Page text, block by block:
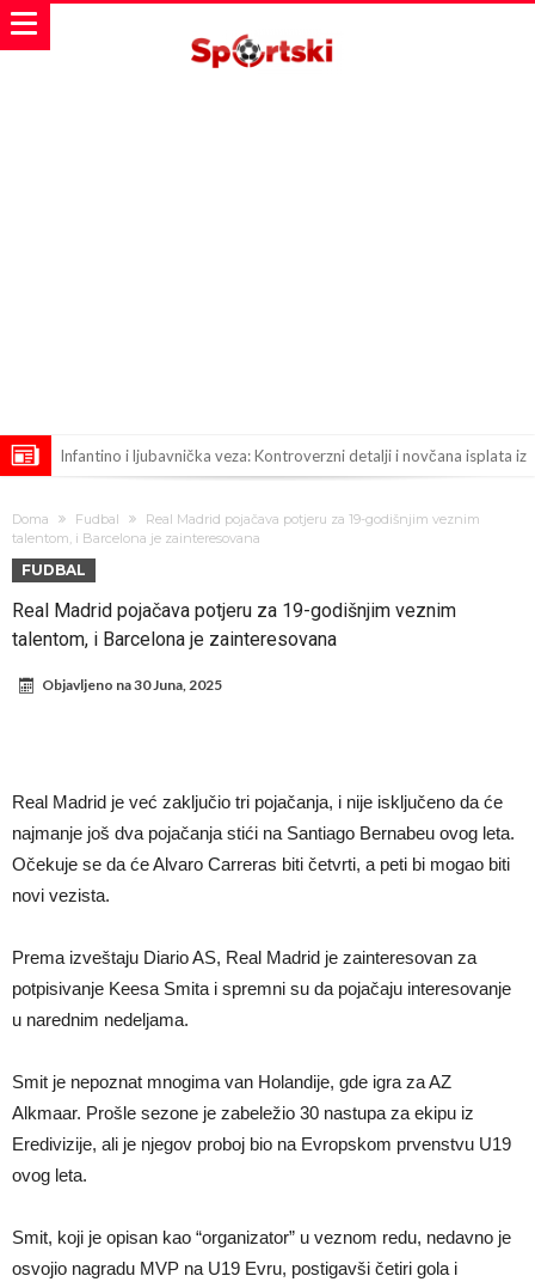
Infantino i ljubavnička veza: Kontroverzni detalji i novčana isplata iz
pravila
Arsenal za 138 miliona evra dovodi zvezdu Serie A?
Francuski sudac suočen s pritvorom zbog navoda o nasilju u
porodici
Ovo je nova situacija za Novaka: Siner i Alkaraz otkazuju, Zverev bez
Doma Fudbal
Real Madrid pojačava potjeru za 19-godišnjim veznim
talentom, i Barcelona je zainteresovana
FUDBAL
Real Madrid pojačava potjeru za 19-godišnjim veznim
talentom, i Barcelona je zainteresovana
Objavljeno na30 Juna, 2025
Real Madrid je već zaključio tri pojačanja, i nije isključeno da će
najmanje još dva pojačanja stići na Santiago Bernabeu ovog leta.
Očekuje se da će Alvaro Carreras biti četvrti, a peti bi mogao biti
novi vezista.
Prema izveštaju Diario AS, Real Madrid je zainteresovan za
potpisivanje Keesa Smita i spremni su da pojačaju interesovanje
u narednim nedeljama.
Smit je nepoznat mnogima van Holandije, gde igra za AZ
Alkmaar. Prošle sezone je zabeležio 30 nastupa za ekipu iz
Eredivizije, ali je njegov proboj bio na Evropskom prvenstvu U19
ovog leta.
Smit, koji je opisan kao “organizator” u veznom redu, nedavno je
osvojio nagradu MVP na U19 Evru, postigavši četiri gola i